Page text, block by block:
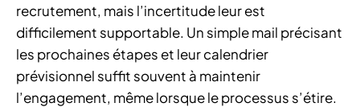
recrutement, mais l’incertitude leur est
difficilement supportable. Un simple mail précisant
les prochaines étapes et leur calendrier
prévisionnel suffit souvent à maintenir
l’engagement, même lorsque le processus s’étire.